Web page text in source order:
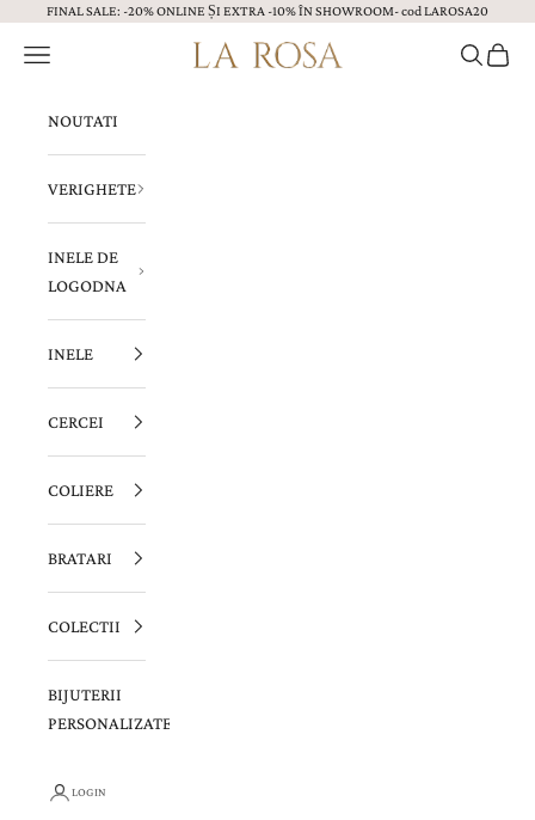
Sari la continut
FINAL SALE: -20% ONLINE ȘI EXTRA -10% ÎN SHOWROOM- cod LAROSA20
Bijuterii LA ROSA
Menu CautăCoș
NOUTATI
VERIGHETE
INELE DE
LOGODNA
INELE
CERCEI
COLIERE
BRATARI
COLECTII
BIJUTERII
PERSONALIZATE
LOGIN